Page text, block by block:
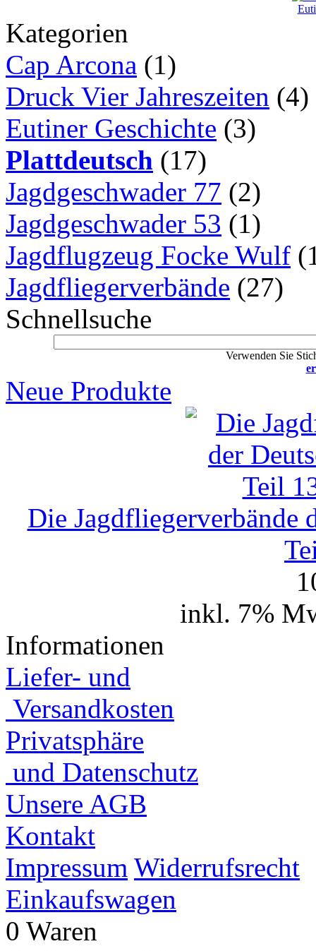
Kategorien
Cap Arcona (1)
Druck Vier Jahreszeiten (4)
Eutiner Geschichte (3)
Plattdeutsch (17)
Jagdgeschwader 77 (2)
Jagdgeschwader 53 (1)
Jagdflugzeug Focke Wulf
Jagdfliegerverbände (27)
Schnellsuche
Verwenden Sie
Neue Produkte
Die Jagdfliegerverbände
inkl. 7%
Informationen
Liefer- und
Versandkosten
Privatsphäre
und Datenschutz
Unsere AGB
Kontakt
Impressum Widerrufsrecht
Einkaufswagen
0 Waren